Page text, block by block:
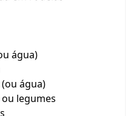
água)
água)
legumes